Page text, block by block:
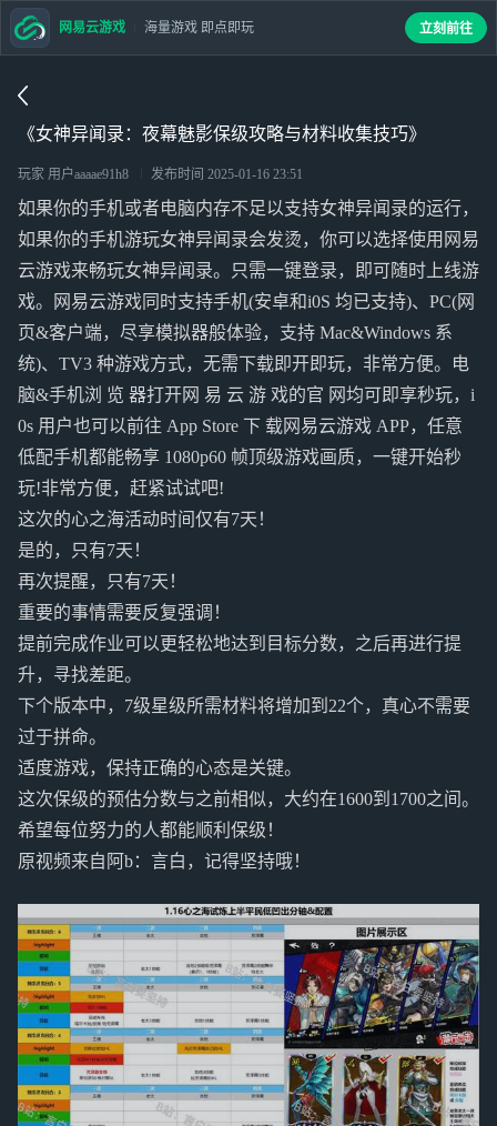
《女神异闻录：夜幕魅影保级攻略与材料收集技巧》
玩家 用户aaaae91h8 发布时间 2025-01-16 23:51
如果你的手机或者电脑内存不足以支持女神异闻录的运行，
如果你的手机游玩女神异闻录会发烫，你可以选择使用网易
云游戏来畅玩女神异闻录。只需一键登录，即可随时上线游
戏。网易云游戏同时支持手机(安卓和i0S 均已支持)、PC(网
页&客户端，尽享模拟器般体验，支持 Mac&Windows 系
统)、TV3 种游戏方式，无需下载即开即玩，非常方便。电
脑&手机浏 览 器打开网 易 云 游 戏的官 网均可即享秒玩，i
0s 用户也可以前往 App Store 下 载网易云游戏 APP，任意
低配手机都能畅享 1080p60 帧顶级游戏画质，一键开始秒
玩!非常方便，赶紧试试吧!
这次的心之海活动时间仅有7天！
是的，只有7天！
再次提醒，只有7天！
重要的事情需要反复强调！
提前完成作业可以更轻松地达到目标分数，之后再进行提
升，寻找差距。
下个版本中，7级星级所需材料将增加到22个，真心不需要
过于拼命。
适度游戏，保持正确的心态是关键。
这次保级的预估分数与之前相似，大约在1600到1700之间。
希望每位努力的人都能顺利保级！
原视频来自阿b：言白，记得坚持哦！
网易云游戏 海量游戏 即点即玩 立刻前往